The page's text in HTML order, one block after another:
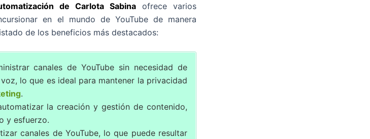
de Carlota Sabina ofrece varios
en el mundo de YouTube de manera
de los beneficios más destacados:
canales de YouTube sin necesidad de
lo que es ideal para mantener la privacidad
.
la creación y gestión de contenido,
y esfuerzo.
canales de YouTube, lo que puede resultar